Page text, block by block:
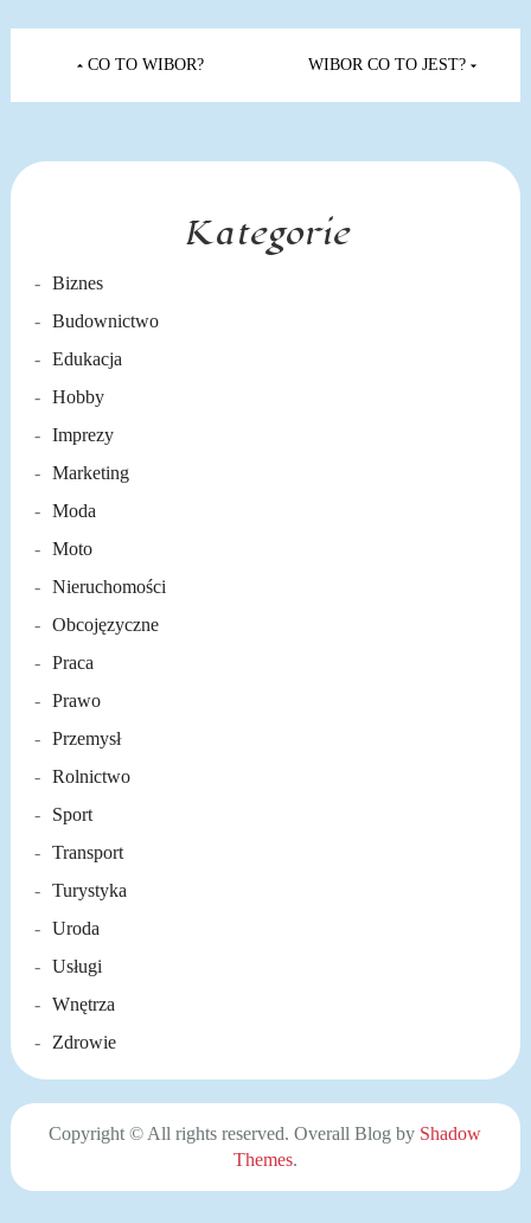
Nawigacja
wpisuCO TO WIBOR? WIBOR CO TO JEST?
Kategorie
Biznes
Budownictwo
Edukacja
Hobby
Imprezy
Marketing
Moda
Moto
Nieruchomości
Obcojęzyczne
Praca
Prawo
Przemysł
Rolnictwo
Sport
Transport
Turystyka
Uroda
Usługi
Wnętrza
Zdrowie
Copyright © All rights reserved. Overall Blog by Shadow
Themes.